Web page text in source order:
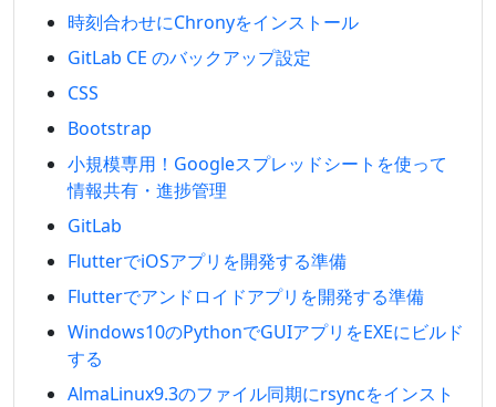
時刻合わせにChronyをインストール
GitLab CE のバックアップ設定
CSS
Bootstrap
小規模専用！Googleスプレッドシートを使って
情報共有・進捗管理
GitLab
FlutterでiOSアプリを開発する準備
Flutterでアンドロイドアプリを開発する準備
Windows10のPythonでGUIアプリをEXEにビルド
する
AlmaLinux9.3のファイル同期にrsyncをインスト